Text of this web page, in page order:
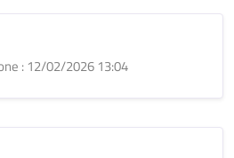
: 12/02/2026 13:04